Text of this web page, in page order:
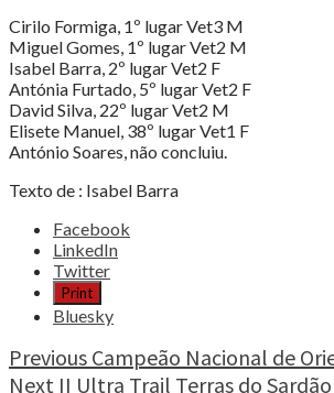
Cirilo Formiga, 1º lugar Vet3 M
Miguel Gomes, 1º lugar Vet2 M
Isabel Barra, 2º lugar Vet2 F
Antónia Furtado, 5º lugar Vet2 F
David Silva, 22º lugar Vet2 M
Elisete Manuel, 38º lugar Vet1 F
António Soares, não concluiu.
Texto de : Isabel Barra
Share
post
"Carregueira
Trail
2015"
Facebook
LinkedIn
Twitter
Print
Bluesky
Continue
Previous Campeão Nacional de
Next II Ultra Trail Terras do Sardão